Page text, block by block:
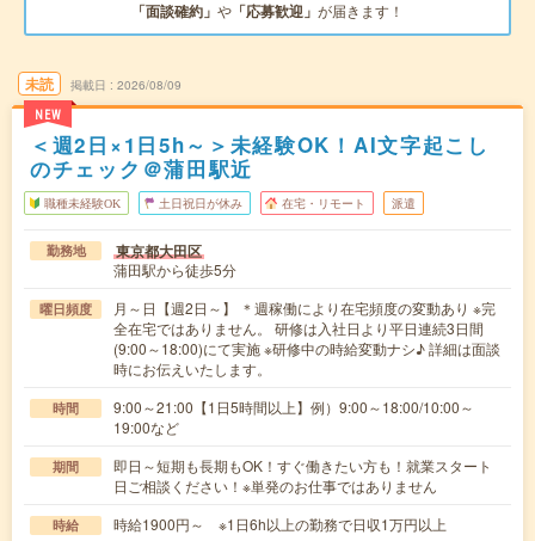
「面談確約」 や 「応募歓迎」 が届きます！
未読
NEW
掲載日 2026/08/09
＜週2日×1日5h～＞未経験OK！AI文字起こし
のチェック＠蒲田駅近
職種未経験OK 土日祝日が休み 在宅・リモート 派遣
勤務地 東京都大田区
蒲田駅から徒歩5分
曜日頻度
月～日【週2日～】 ＊週稼働により在宅頻度の変動あり ※完
全在宅ではありません。 研修は入社日より平日連続3日間
(9:00～18:00)にて実施 ※研修中の時給変動ナシ♪ 詳細は面談
時にお伝えいたします。
時間
9:00～21:00【1日5時間以上】例）9:00～18:00/10:00～
19:00など
期間
即日～短期も長期もOK！すぐ働きたい方も！就業スタート
日ご相談ください！※単発のお仕事ではありません
時給 時給1900円～ ※1日6h以上の勤務で日収1万円以上